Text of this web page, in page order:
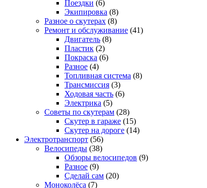
Поездки (6)
Экипировка (8)
Разное о скутерах (8)
Ремонт и обслуживание (41)
Двигатель (8)
Пластик (2)
Покраска (6)
Разное (4)
Топливная система (8)
Трансмиссия (3)
Ходовая часть (6)
Электрика (5)
Советы по скутерам (28)
Скутер в гараже (15)
Скутер на дороге (14)
Электротранспорт (56)
Велосипеды (38)
Обзоры велосипедов (9)
Разное (9)
Сделай сам (20)
Моноколёса (7)